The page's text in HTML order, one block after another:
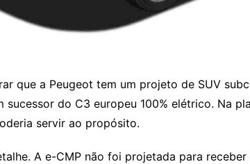
que a Peugeot tem um projeto de SUV
sucessor do C3 europeu 100% elétrico. Na
servir ao propósito.
A e-CMP não foi projetada para